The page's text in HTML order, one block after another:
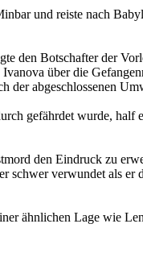
und reiste nach
den Botschafter der
über die
der abgeschlossenen
gefährdet wurde, half
den Eindruck zu
schwer verwundet als
ähnlichen Lage wie